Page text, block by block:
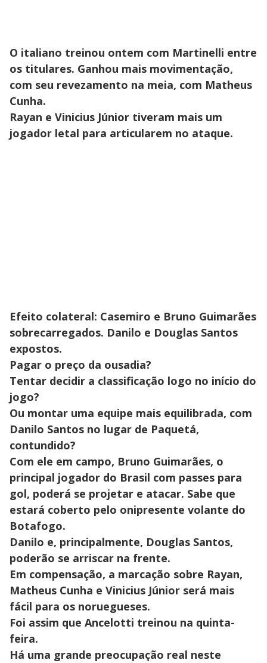
O italiano treinou ontem com Martinelli entre
os titulares. Ganhou mais movimentação,
com seu revezamento na meia, com Matheus
Cunha.
Rayan e Vinicius Júnior tiveram mais um
jogador letal para articularem no ataque.
Efeito colateral: Casemiro e Bruno Guimarães
sobrecarregados. Danilo e Douglas Santos
expostos.
Pagar o preço da ousadia?
Tentar decidir a classificação logo no início do
jogo?
Ou montar uma equipe mais equilibrada, com
Danilo Santos no lugar de Paquetá,
contundido?
Com ele em campo, Bruno Guimarães, o
principal jogador do Brasil com passes para
gol, poderá se projetar e atacar. Sabe que
estará coberto pelo onipresente volante do
Botafogo.
Danilo e, principalmente, Douglas Santos,
poderão se arriscar na frente.
Em compensação, a marcação sobre Rayan,
Matheus Cunha e Vinicius Júnior será mais
fácil para os noruegueses.
Foi assim que Ancelotti treinou na quinta-
feira.
Há uma grande preocupação real neste